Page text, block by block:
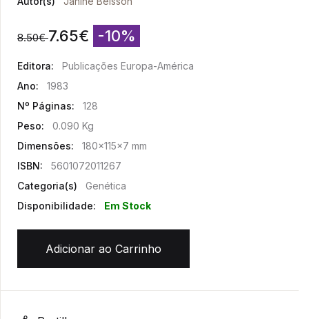
8.50€ 7.65€ -10%
Editora:
Publicações Europa-América
Ano:
1983
Nº Páginas:
128
Peso:
0.090 Kg
Dimensões:
180x115x7 mm
ISBN:
5601072011267
Categoria(s)
Genética
Disponibilidade:
Em Stock
Adicionar ao Carrinho